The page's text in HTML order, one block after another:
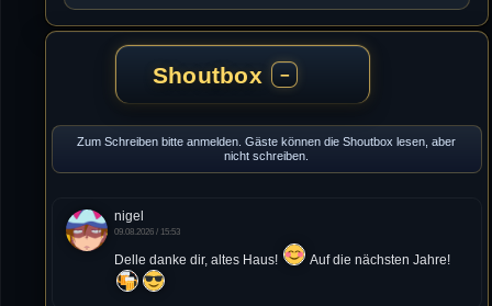
Shoutbox −
Zum Schreiben bitte anmelden. Gäste können die Shoutbox lesen, aber
nicht schreiben.
nigel
09.08.2026 / 15:53
Delle danke dir, altes Haus! Auf die nächsten Jahre!